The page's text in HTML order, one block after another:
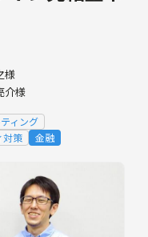
様
介様
ィング
対策 金融